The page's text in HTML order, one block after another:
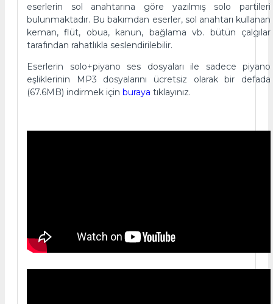
eserlerin sol anahtarına göre yazılmış solo partileri
bulunmaktadır. Bu bakımdan eserler, sol anahtarı kullanan
keman, flüt, obua, kanun, bağlama vb. bütün çalgılar
tarafından rahatlıkla seslendirilebilir.
Eserlerin solo+piyano ses dosyaları ile sadece piyano
eşliklerinin MP3 dosyalarını ücretsiz olarak bir defada
(67.6MB) indirmek için buraya tıklayınız.